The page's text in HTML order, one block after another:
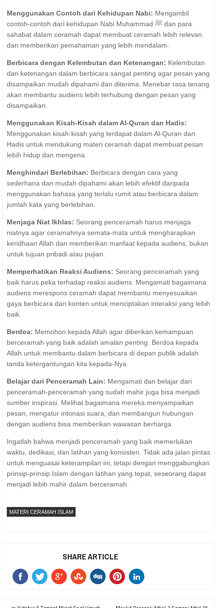
Menggunakan Contoh dari Kehidupan Nabi: Mengambil
contoh-contoh dari kehidupan Nabi Muhammad ﷺ dan para
sahabat dalam ceramah dapat membuat ceramah lebih relevan
dan memberikan pemahaman yang lebih mendalam.
Berbicara dengan Kelembutan dan Ketenangan: Kelembutan
dan ketenangan dalam berbicara sangat penting agar pesan yang
disampaikan mudah dipahami dan diterima. Menebar rasa tenang
akan membantu audiens lebih terhubung dengan pesan yang
disampaikan.
Menggunakan Kisah-Kisah dalam Al-Quran dan Hadis:
Menggunakan kisah-kisah yang terdapat dalam Al-Quran dan
Hadis untuk mendukung materi ceramah dapat membuat pesan
lebih hidup dan mengena.
Menghindari Berlebihan: Berbicara dengan cara yang
sederhana dan mudah dipahami akan lebih efektif daripada
menggunakan bahasa yang terlalu rumit atau berbicara dalam
jumlah kata yang berlebihan.
Menjaga Niat Ikhlas: Seorang penceramah harus menjaga
niatnya agar ceramahnya semata-mata untuk mengharapkan
keridhaan Allah dan memberikan manfaat kepada audiens, bukan
untuk tujuan pribadi atau pujian.
Memperhatikan Reaksi Audiens: Seorang penceramah yang
baik harus peka terhadap reaksi audiens. Mengamati bagaimana
audiens merespons ceramah dapat membantu menyesuaikan
gaya berbicara dan konten untuk menciptakan interaksi yang lebih
baik.
Berdoa: Memohon kepada Allah agar diberikan kemampuan
berceramah yang baik adalah amalan penting. Berdoa kepada
Allah untuk membantu dalam berbicara di depan publik adalah
tanda ketergantungan kita kepada-Nya.
Belajar dari Penceramah Lain: Mengamati dan belajar dari
penceramah-penceramah yang sudah mahir juga bisa menjadi
sumber inspirasi. Melihat bagaimana mereka menyampaikan
pesan, mengatur intonasi suara, dan membangun hubungan
dengan audiens bisa memberikan wawasan berharga.
Ingatlah bahwa menjadi penceramah yang baik memerlukan
waktu, dedikasi, dan latihan yang konsisten. Tidak ada jalan pintas
untuk menguasai keterampilan ini, tetapi dengan menggabungkan
prinsip-prinsip Islam dengan latihan yang tepat, seseorang dapat
menjadi lebih mahir dalam berceramah.
MATERI CERAMAH ISLAM
SHARE ARTICLE